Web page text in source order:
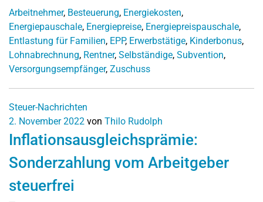
Arbeitnehmer, Besteuerung, Energiekosten,
Energiepauschale, Energiepreise, Energiepreispauschale,
Entlastung für Familien, EPP, Erwerbstätige, Kinderbonus,
Lohnabrechnung, Rentner, Selbständige, Subvention,
Versorgungsempfänger, Zuschuss
Steuer-Nachrichten
2. November 2022 von Thilo Rudolph
Inflationsausgleichsprämie:
Sonderzahlung vom Arbeitgeber
steuerfrei